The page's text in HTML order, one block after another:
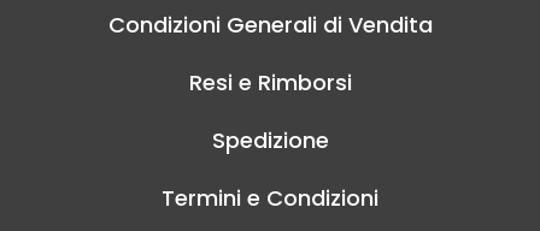
Condizioni Generali di Vendita
Resi e Rimborsi
Spedizione
Termini e Condizioni